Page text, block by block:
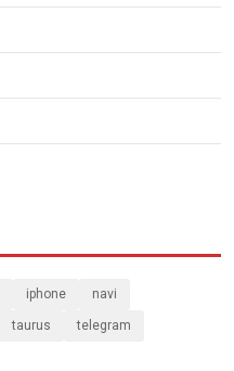
iphone navi
taurus telegram